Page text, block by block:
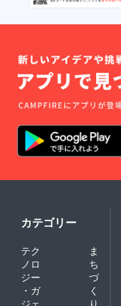
カテゴリー
テク
ノロ
ジー
・ガ
ま
ち
づ
く